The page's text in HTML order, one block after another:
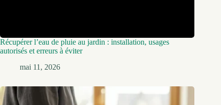
Récupérer l’eau de pluie au jardin : installation, usages
autorisés et erreurs à éviter
mai 11, 2026